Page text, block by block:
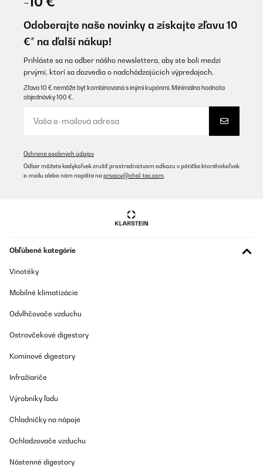
Odoberajte naše novinky a získajte zľavu 10
€* na ďalší nákup!
Prihláste sa na odber nášho newslettera, aby ste boli medzi
prvými, ktorí sa dozvedia o nadchádzajúcich výpredajoch.
Zľava 10 € nemôže byť kombinovaná s inými kupónmi. Minimálna hodnota
objednávky 100 €.
Ochrana osobných údajov
Odber môžete kedykoľvek zrušiť prostredníctvom odkazu v pätičke ktoréhokoľvek
e-mailu alebo nám napíšte na privacy@chal-tec.com
Obľúbené kategórie
Vinotéky
Mobilné klimatizácie
Odvlhčovače vzduchu
Ostrovčekové digestory
Komínové digestory
Infražiariče
Výrobníky ľadu
Chladničky na nápoje
Ochladzovače vzduchu
Nástenné digestory